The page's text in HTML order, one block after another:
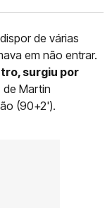
de várias
em não entrar.
surgiu por
de Martin
(90+2').